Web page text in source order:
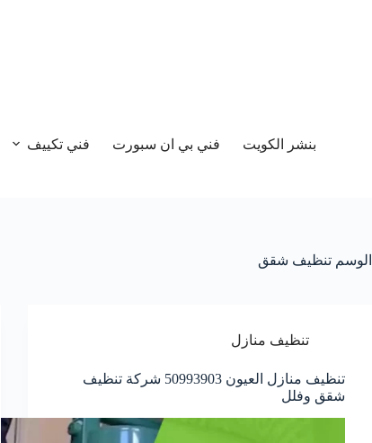
بنشر الكويت فني بي ان سبورت فني تكييف
الوسم تنظيف شقق
تنظيف منازل
تنظيف منازل العيون 50993903‬ شركة تنظيف
شقق وفلل